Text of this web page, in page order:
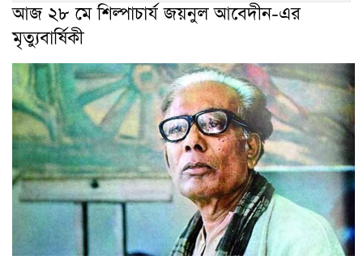
আজ ২৮ মে শিল্পাচার্য জয়নুল আবেদীন-এর
মৃত্যুবার্ষিকী